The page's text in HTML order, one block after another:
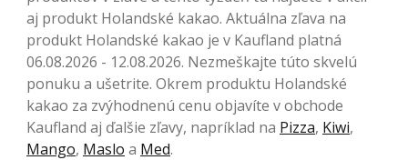
aj produkt Holandské kakao. Aktuálna zľava na
produkt Holandské kakao je v Kaufland platná
06.08.2026 - 12.08.2026. Nezmeškajte túto skvelú
ponuku a ušetrite. Okrem produktu Holandské
kakao za zvýhodnenú cenu objavíte v obchode
Kaufland aj ďalšie zľavy, napríklad na Pizza, Kiwi,
Mango, Maslo a Med.